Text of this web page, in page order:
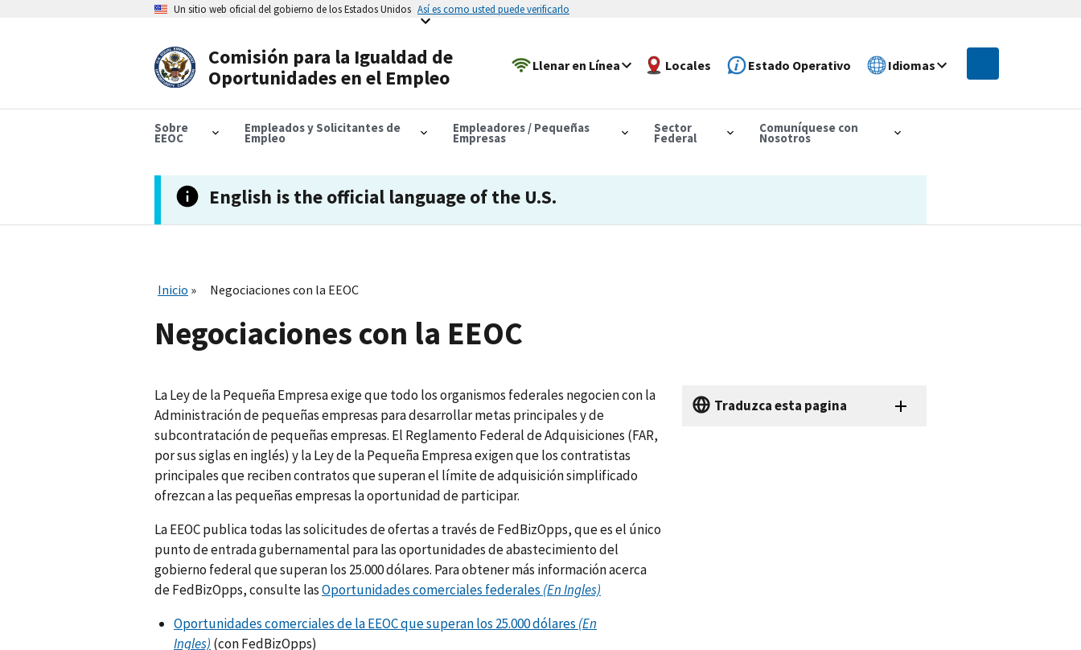
Un sitio web oficial del gobierno de los Estados Unidos Así es como usted puede verificarlo
Comisión para la Igualdad de
Oportunidades en el Empleo
Llenar en Línea Locales Estado Operativo Idiomas
Sobre
EEOC
Empleados y Solicitantes de
Empleo
Empleadores / Pequeñas
Empresas
Sector
Federal
Comuníquese con
Nosotros
English is the official language of the U.S.
Inicio Negociaciones con la EEOC
Negociaciones con la EEOC
La Ley de la Pequeña Empresa exige que todo los organismos federales negocien con la
Administración de pequeñas empresas para desarrollar metas principales y de
subcontratación de pequeñas empresas. El Reglamento Federal de Adquisiciones (FAR,
por sus siglas en inglés) y la Ley de la Pequeña Empresa exigen que los contratistas
principales que reciben contratos que superan el límite de adquisición simplificado
ofrezcan a las pequeñas empresas la oportunidad de participar.
La EEOC publica todas las solicitudes de ofertas a través de FedBizOpps, que es el único
punto de entrada gubernamental para las oportunidades de abastecimiento del
gobierno federal que superan los 25.000 dólares. Para obtener más información acerca
de FedBizOpps, consulte lasOportunidades comerciales federales (En Ingles)
Oportunidades comerciales de la EEOC que superan los 25.000 dólares (En
Ingles) (con FedBizOpps)
Traduzca esta pagina